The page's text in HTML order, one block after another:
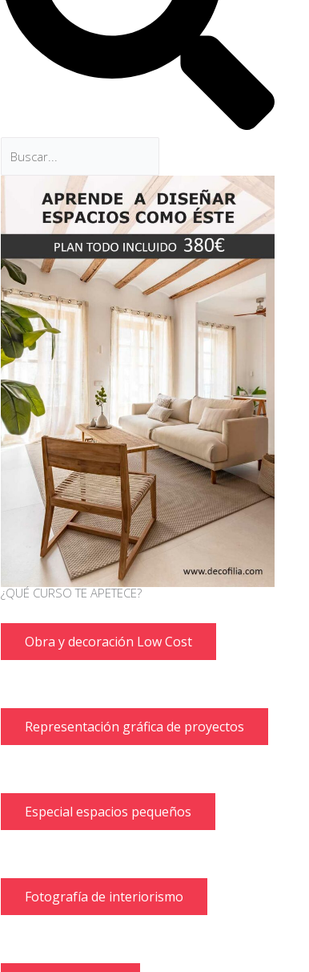
¿QUÉ CURSO TE APETECE?
Obra y decoración Low Cost
Representación gráfica de proyectos
Especial espacios pequeños
Fotografía de interiorismo